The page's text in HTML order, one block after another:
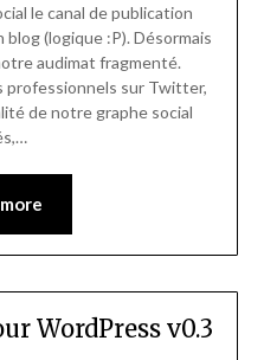
le canal de publication
(logique :P). Désormais
audimat fragmenté.
professionnels sur Twitter,
de notre graphe social
WordPress v0.3